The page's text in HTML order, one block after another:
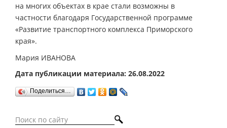
на многих объектах в крае стали возможны в
частности благодаря Государственной программе
«Развитие транспортного комплекса Приморского
края».
Мария ИВАНОВА
Дата публикации материала: 26.08.2022
Поделиться…